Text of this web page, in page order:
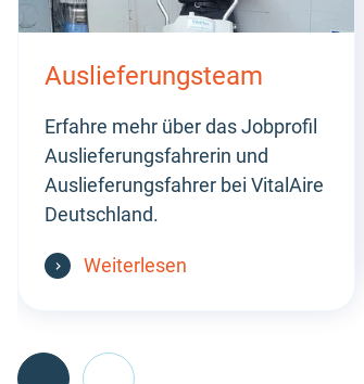
Auslieferungsteam
Erfahre mehr über das Jobprofil
Auslieferungsfahrerin und
Auslieferungsfahrer bei VitalAire
Deutschland.
Weiterlesen